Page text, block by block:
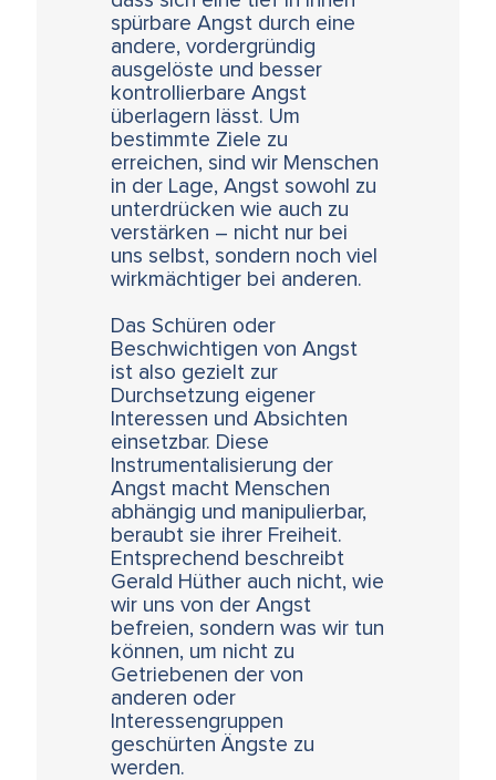
spürbare Angst durch eine
andere, vordergründig
ausgelöste und besser
kontrollierbare Angst
überlagern lässt. Um
bestimmte Ziele zu
erreichen, sind wir Menschen
in der Lage, Angst sowohl zu
unterdrücken wie auch zu
verstärken – nicht nur bei
uns selbst, sondern noch viel
wirkmächtiger bei anderen.
Das Schüren oder
Beschwichtigen von Angst
ist also gezielt zur
Durchsetzung eigener
Interessen und Absichten
einsetzbar. Diese
Instrumentalisierung der
Angst macht Menschen
abhängig und manipulierbar,
beraubt sie ihrer Freiheit.
Entsprechend beschreibt
Gerald Hüther auch nicht, wie
wir uns von der Angst
befreien, sondern was wir tun
können, um nicht zu
Getriebenen der von
anderen oder
Interessengruppen
geschürten Ängste zu
werden.